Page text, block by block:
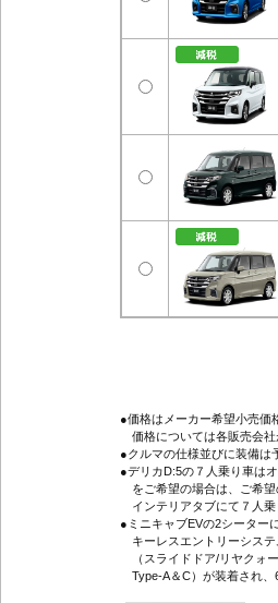
●価格はメーカー希望小売価
価格については各販売会社
●クルマの仕様並びに装備は
●デリカD:5の７人乗り車は
をご希望の場合は、ご希望
インテリアタブにて７人乗
●ミニキャブEVの2シーター
キーレスエントリーシステ
（スライドドア/リヤクォ
Type-A＆C）が装着され、